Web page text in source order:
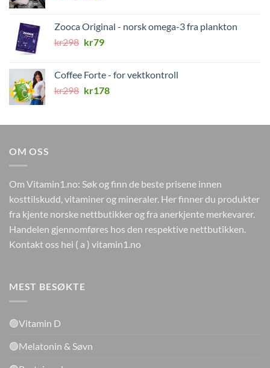
kr448.kr99.
Zooca Original - norsk omega-3 fra plankton
kr298 Opprinnelig
kr298.
kr79Nåværende
kr79.
Coffee Forte - for vektkontroll
kr298 Opprinnelig
kr298.
kr178Nåværende
kr178.
OM OSS
Om Vitamin1.no: Søk og finn de beste prisene innen
kosttilskudd, vitaminer og mineraler. Her finner du produkter
fra kjente norske nettbutikker og fra anerkjente merkevarer.
Handelen gjennomføres hos den respektive nettbutikken.
Kontakt oss hei ( a ) vitamin1.no
MEST BESØKTE
🟢Vitamin D
🟢Melatonin & Søvn